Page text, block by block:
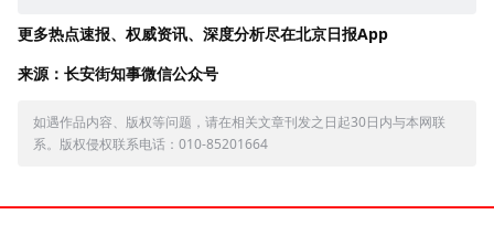
更多热点速报、权威资讯、深度分析尽在北京日报App
来源：长安街知事微信公众号
如遇作品内容、版权等问题，请在相关文章刊发之日起30日内与本网联
系。版权侵权联系电话：010-85201664